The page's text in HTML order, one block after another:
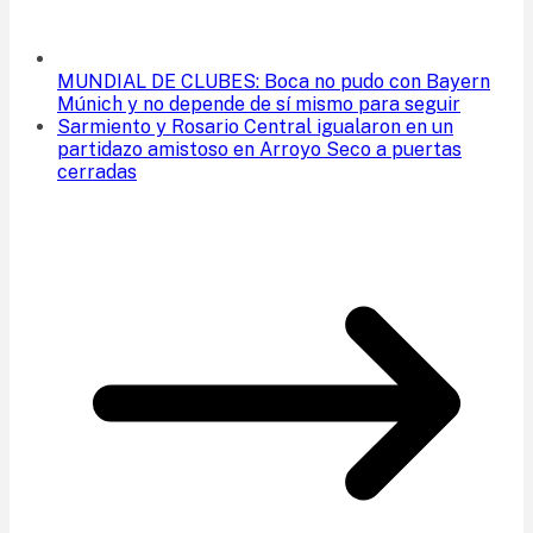
MUNDIAL DE CLUBES: Boca no pudo con Bayern
Múnich y no depende de sí mismo para seguir
Sarmiento y Rosario Central igualaron en un
partidazo amistoso en Arroyo Seco a puertas
cerradas